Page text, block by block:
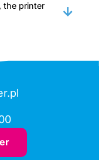
the printer